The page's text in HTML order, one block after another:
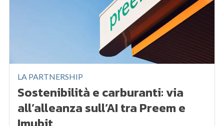
LA PARTNERSHIP
Sostenibilità e carburanti: via
all’alleanza sull’AI tra Preem e